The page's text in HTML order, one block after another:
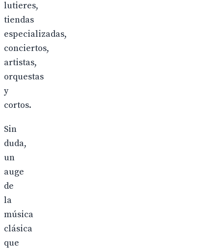
lutieres,
tiendas
especializadas,
conciertos,
artistas,
orquestas
y
cortos.
Sin
duda,
un
auge
de
la
música
clásica
que